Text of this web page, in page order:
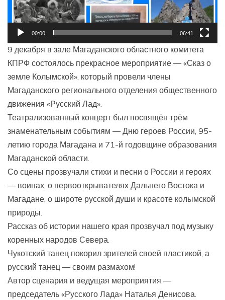
00:00 06:41
9 декабря в зале Магаданского областного комитета
КПРФ состоялось прекрасное мероприятие — «Сказ о
земле Колымской», который провели члены
Магаданского регионального отделения общественного
движения «Русский Лад».
Театрализованный концерт был посвящён трём
знаменательным событиям — Дню героев России, 95-
летию города Магадана и 71-й годовщине образования
Магаданской области.
Со сцены прозвучали стихи и песни о России и героях
— воинах, о первооткрывателях Дальнего Востока и
Магадане, о широте русской души и красоте колымской
природы.
Рассказ об истории нашего края прозвучал под музыку
коренных народов Севера.
Чукотский танец покорил зрителей своей пластикой, а
русский танец — своим размахом!
Автор сценария и ведущая мероприятия —
председатель «Русского Лада» Наталья Денисова.